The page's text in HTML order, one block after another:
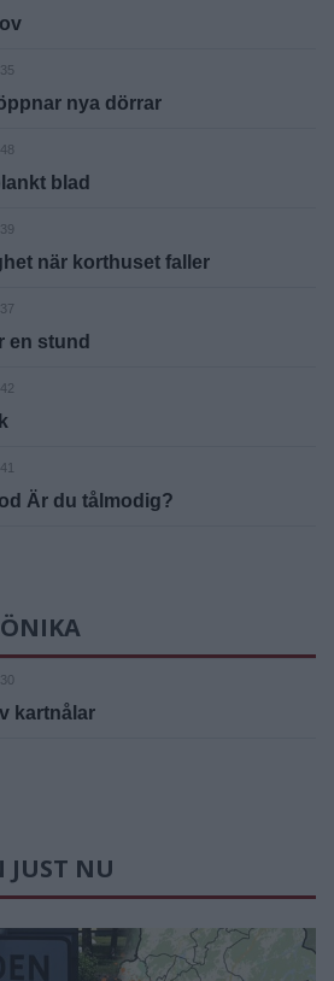
nya dörrar
blad
när korthuset faller
en stund
Är du tålmodig?
kartnålar
JUST NU